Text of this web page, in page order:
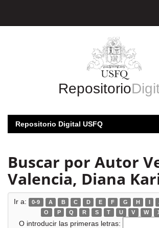
Repositorio
Repositorio Digital USFQ
Buscar por Autor
Valencia, Diana
Ir a: 0-9 A B C D E F G H I
O
P Q R S T U V W
O introducir las primeras letras: